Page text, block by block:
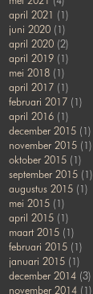
april 2021 (1)
juni 2020(1)
april 2020(2)
april 2019(1)
mei 2018(1)
april 2017(1)
februari 2017(1)
april 2016(1)
december 2015(1)
november 2015(1)
oktober 2015(1)
september 2015(1)
augustus 2015(1)
mei 2015(1)
april 2015(1)
maart 2015(1)
februari 2015(1)
januari 2015(1)
december 2014(3)
november 2014(1)